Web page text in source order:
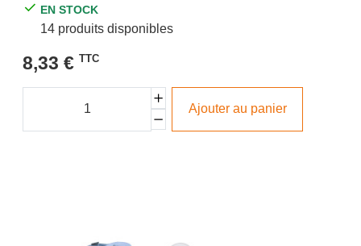
EN STOCK
14 produits disponibles
8,33 € TTC
Ajouter au panier